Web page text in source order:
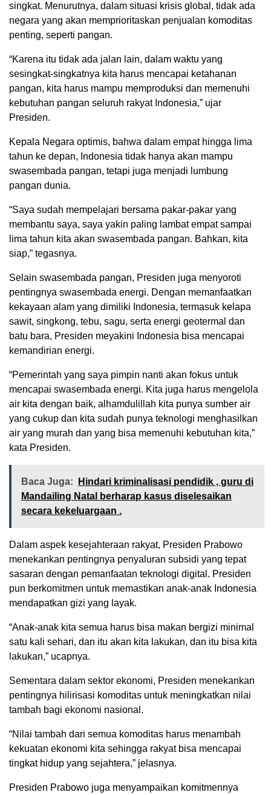
singkat. Menurutnya, dalam situasi krisis global, tidak ada
negara yang akan memprioritaskan penjualan komoditas
penting, seperti pangan.
“Karena itu tidak ada jalan lain, dalam waktu yang
sesingkat-singkatnya kita harus mencapai ketahanan
pangan, kita harus mampu memproduksi dan memenuhi
kebutuhan pangan seluruh rakyat Indonesia,” ujar
Presiden.
Kepala Negara optimis, bahwa dalam empat hingga lima
tahun ke depan, Indonesia tidak hanya akan mampu
swasembada pangan, tetapi juga menjadi lumbung
pangan dunia.
“Saya sudah mempelajari bersama pakar-pakar yang
membantu saya, saya yakin paling lambat empat sampai
lima tahun kita akan swasembada pangan. Bahkan, kita
siap,” tegasnya.
Selain swasembada pangan, Presiden juga menyoroti
pentingnya swasembada energi. Dengan memanfaatkan
kekayaan alam yang dimiliki Indonesia, termasuk kelapa
sawit, singkong, tebu, sagu, serta energi geotermal dan
batu bara, Presiden meyakini Indonesia bisa mencapai
kemandirian energi.
“Pemerintah yang saya pimpin nanti akan fokus untuk
mencapai swasembada energi. Kita juga harus mengelola
air kita dengan baik, alhamdulillah kita punya sumber air
yang cukup dan kita sudah punya teknologi menghasilkan
air yang murah dan yang bisa memenuhi kebutuhan kita,”
kata Presiden.
Baca Juga:
Hindari kriminalisasi pendidik , guru di
Mandailing Natal berharap kasus diselesaikan
secara kekeluargaan .
Dalam aspek kesejahteraan rakyat, Presiden Prabowo
menekankan pentingnya penyaluran subsidi yang tepat
sasaran dengan pemanfaatan teknologi digital. Presiden
pun berkomitmen untuk memastikan anak-anak Indonesia
mendapatkan gizi yang layak.
“Anak-anak kita semua harus bisa makan bergizi minimal
satu kali sehari, dan itu akan kita lakukan, dan itu bisa kita
lakukan,” ucapnya.
Sementara dalam sektor ekonomi, Presiden menekankan
pentingnya hilirisasi komoditas untuk meningkatkan nilai
tambah bagi ekonomi nasional.
“Nilai tambah dari semua komoditas harus menambah
kekuatan ekonomi kita sehingga rakyat bisa mencapai
tingkat hidup yang sejahtera,” jelasnya.
Presiden Prabowo juga menyampaikan komitmennya